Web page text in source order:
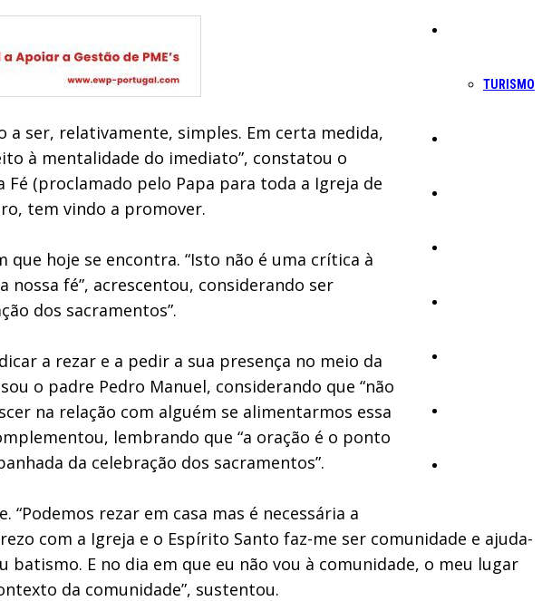
TURISMO
ser, relativamente, simples. Em certa medida,
à mentalidade do imediato”, constatou o
Fé (proclamado pelo Papa para toda a Igreja de
tem vindo a promover.
hoje se encontra. “Isto não é uma crítica à
fé”, acrescentou, considerando ser
dos sacramentos”.
a rezar e a pedir a sua presença no meio da
o padre Pedro Manuel, considerando que “não
na relação com alguém se alimentarmos essa
lembrando que “a oração é o ponto
da celebração dos sacramentos”.
rezar em casa mas é necessária a
com a Igreja e o Espírito Santo faz-me ser comunidade e ajuda-
E no dia em que eu não vou à comunidade, o meu lugar
da comunidade”, sustentou.